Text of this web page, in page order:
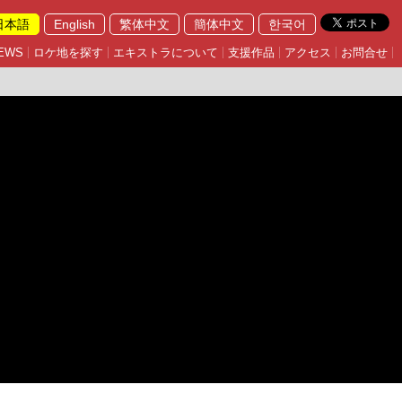
本語 English 繁体中文 簡体中文 한국어
ロケ地を探す エキストラについて 支援作品 アクセス お問合せ